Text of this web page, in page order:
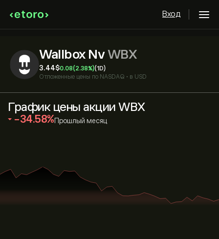
Вход
Wallbox NvWBX
3.44‎$‎0.08(2.38%)(1D)
Отложенные цены по NASDAQ • в USD
График цены акции WBX
‎-34.58‎ Прошлый месяц